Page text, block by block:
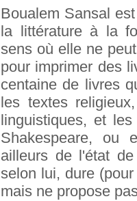
Boualem Sansal
la littérature à la
sens où elle ne
pour imprimer des
centaine de livres
les textes
linguistiques, et
Shakespeare, ou
ailleurs de l'état
selon lui, dure
mais ne propose